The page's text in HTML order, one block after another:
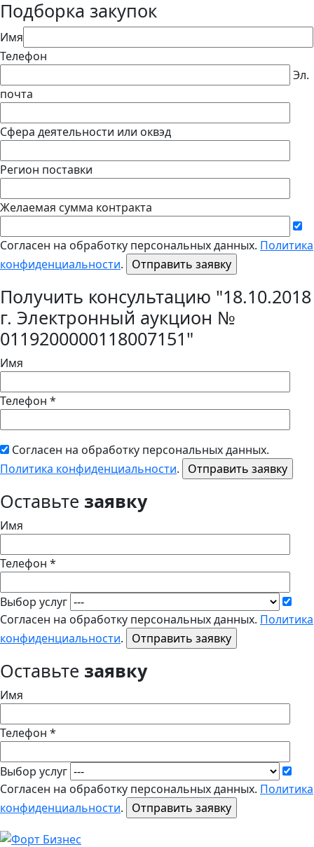
Подборка закупок
Имя
Телефон
Эл.
почта
Сфера деятельности или оквэд
Регион поставки
Желаемая сумма контракта
Согласен на обработку персональных данных. Политика
конфиденциальности.
Получить консультацию "18.10.2018
г. Электронный аукцион №
0119200000118007151"
Имя
Телефон *
Согласен на обработку персональных данных.
Политика конфиденциальности.
Оставьте заявку
Имя
Телефон *
Выбор услуг
Согласен на обработку персональных данных. Политика
конфиденциальности.
Оставьте заявку
Имя
Телефон *
Выбор услуг
Согласен на обработку персональных данных. Политика
конфиденциальности.